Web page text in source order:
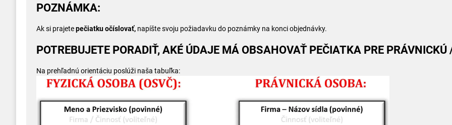
POZNÁMKA:
Ak si prajetepečiatku očíslovať, napíšte svoju požiadavku do poznámky na konci objednávky.
POTREBUJETE PORADIŤ, AKÉ ÚDAJE MÁ OBSAHOVAŤ PEČIATKA PRE PRÁVNICKÚ
Na prehľadnú orientáciu poslúži naša tabuľka: